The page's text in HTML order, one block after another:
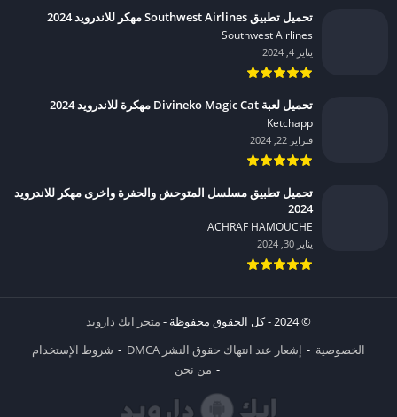
تحميل تطبيق Southwest Airlines مهكر للاندرويد 2024
Southwest Airlines‏
يناير 4, 2024
تحميل لعبة Divineko Magic Cat مهكرة للاندرويد 2024
Ketchapp‏
فبراير 22, 2024
تحميل تطبيق مسلسل المتوحش والحفرة واخرى مهكر للاندرويد
2024
ACHRAF HAMOUCHE‏
يناير 30, 2024
© 2024 - كل الحقوق محفوظة -
متجر ابك دارويد
الخصوصية
إشعار عند انتهاك حقوق النشر DMCA
شروط الإستخدام
من نحن